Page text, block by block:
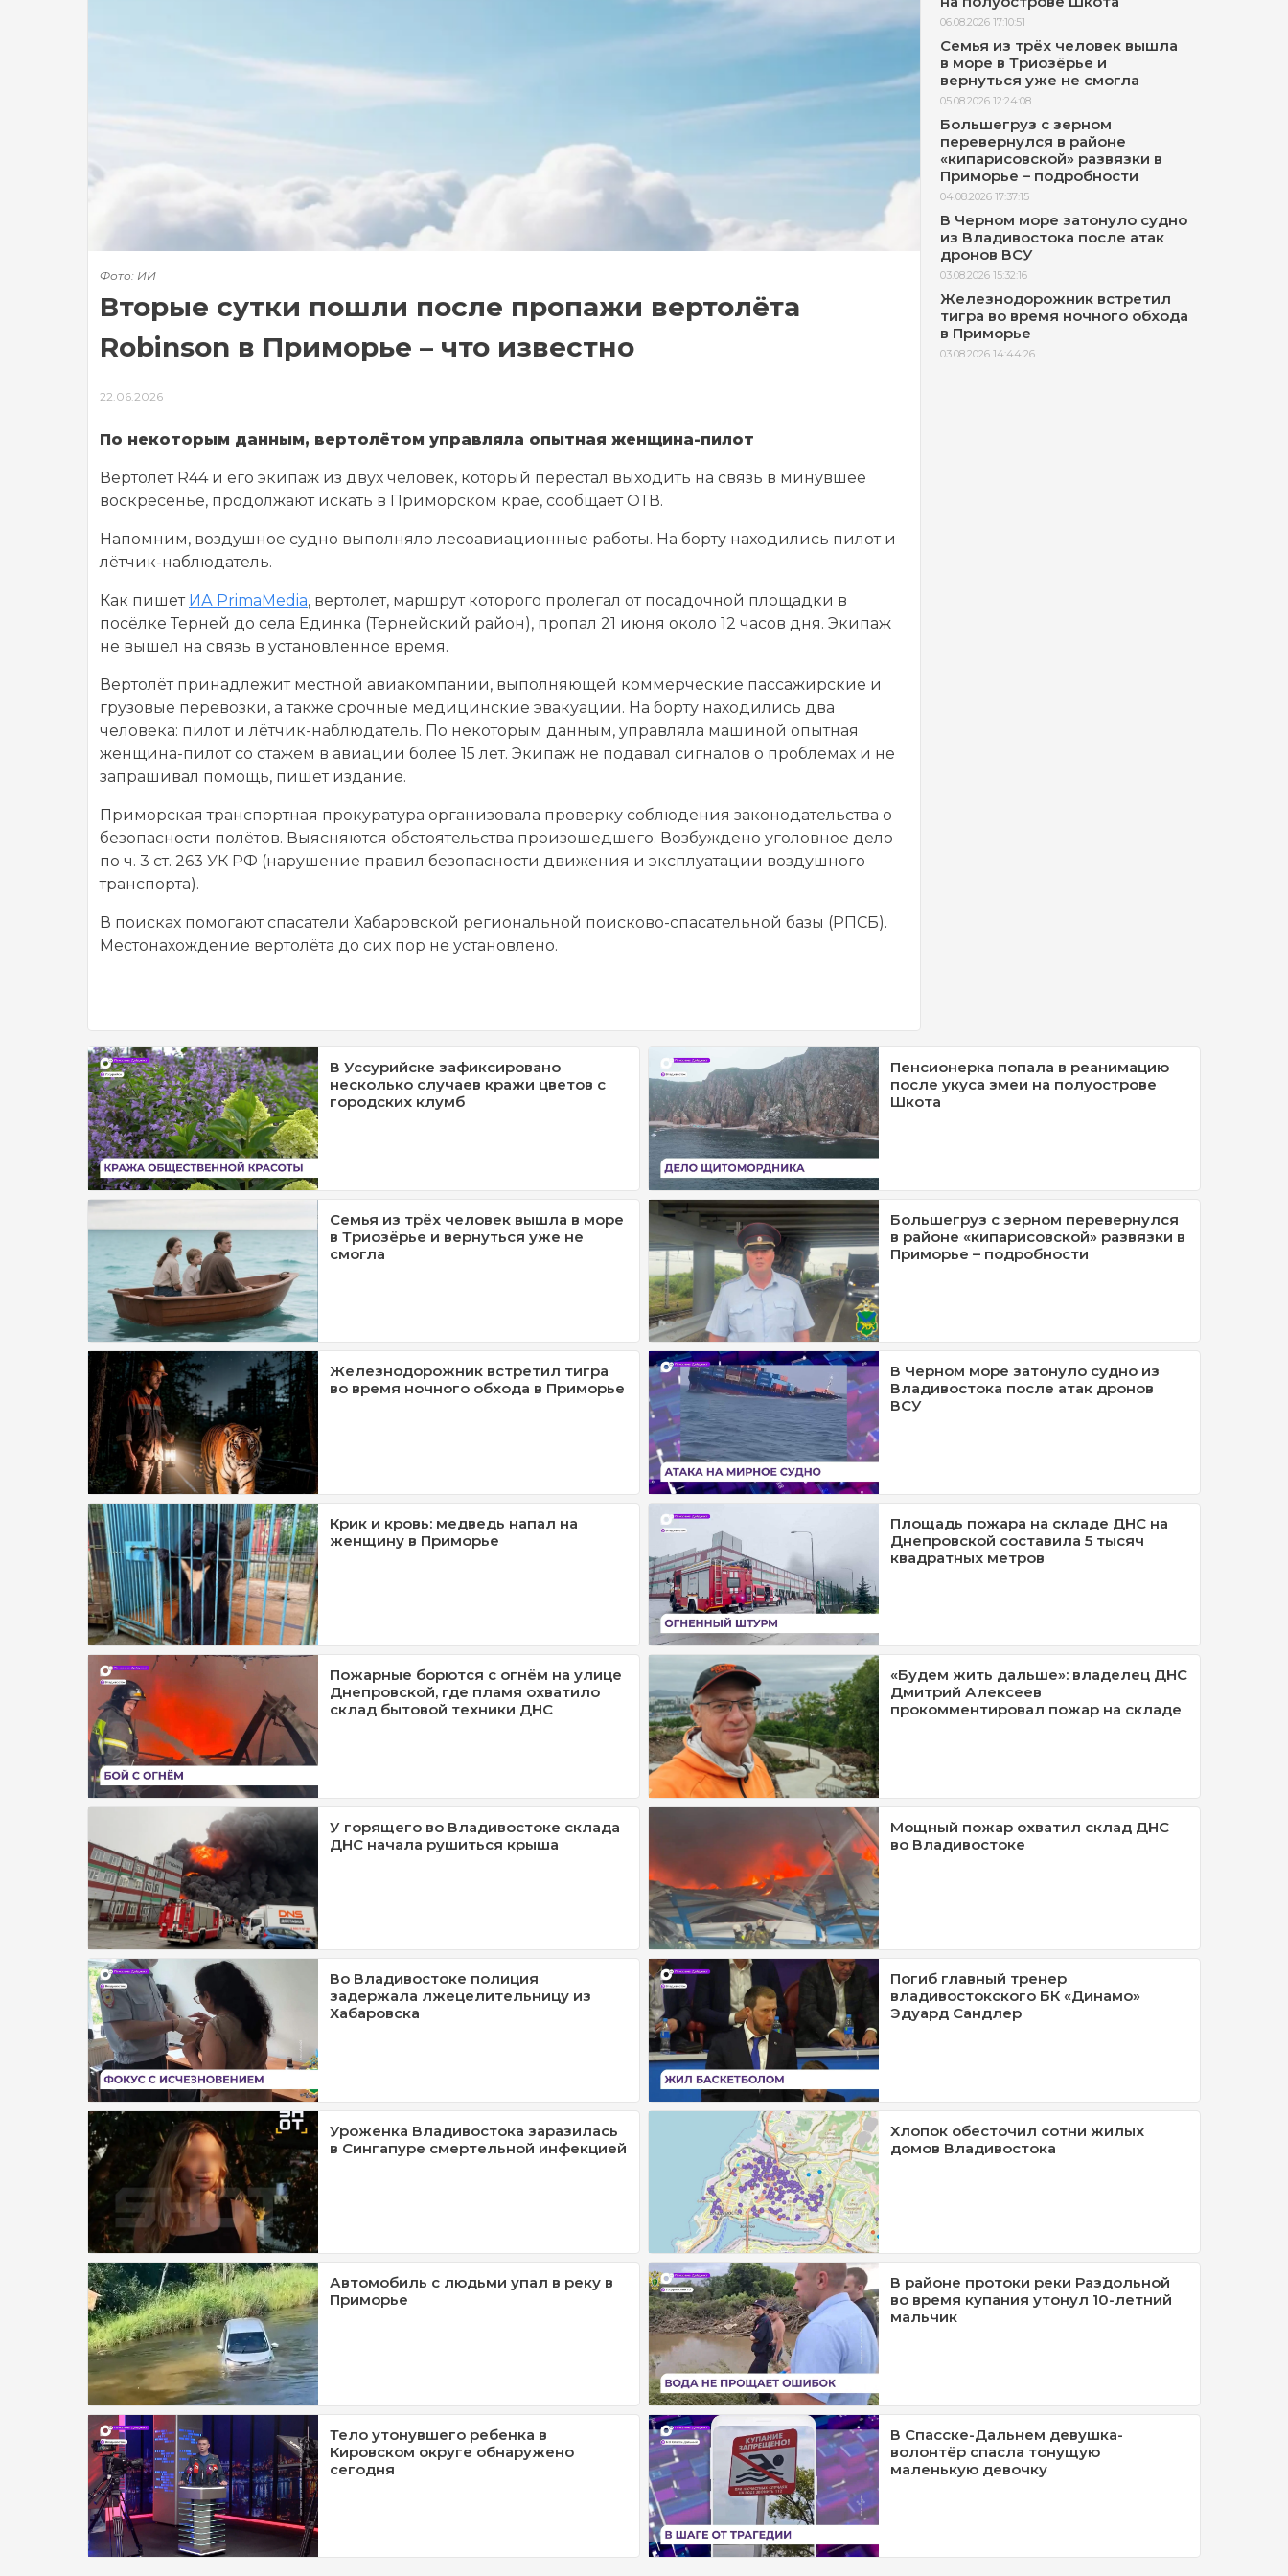
Фото: ИИ
Вторые сутки пошли после пропажи вертолёта
Robinson в Приморье – что известно
22.06.2026
По некоторым данным, вертолётом управляла опытная женщина-пилот
Вертолёт R44 и его экипаж из двух человек, который перестал выходить на связь в минувшее
воскресенье, продолжают искать в Приморском крае, сообщает ОТВ.
Напомним, воздушное судно выполняло лесоавиационные работы. На борту находились пилот и
лётчик-наблюдатель.
Как пишет ИА PrimaMedia, вертолет, маршрут которого пролегал от посадочной площадки в
посёлке Терней до села Единка (Тернейский район), пропал 21 июня около 12 часов дня. Экипаж
не вышел на связь в установленное время.
Вертолёт принадлежит местной авиакомпании, выполняющей коммерческие пассажирские и
грузовые перевозки, а также срочные медицинские эвакуации. На борту находились два
человека: пилот и лётчик-наблюдатель. По некоторым данным, управляла машиной опытная
женщина-пилот со стажем в авиации более 15 лет. Экипаж не подавал сигналов о проблемах и не
запрашивал помощь, пишет издание.
Приморская транспортная прокуратура организовала проверку соблюдения законодательства о
безопасности полётов. Выясняются обстоятельства произошедшего. Возбуждено уголовное дело
по ч. 3 ст. 263 УК РФ (нарушение правил безопасности движения и эксплуатации воздушного
транспорта).
В поисках помогают спасатели Хабаровской региональной поисково-спасательной базы (РПСБ).
Местонахождение вертолёта до сих пор не установлено.
06.08.2026 17:10:51
Семья из трёх человек вышла
в море в Триозёрье и
вернуться уже не смогла
05.08.2026 12:24:08
Большегруз с зерном
перевернулся в районе
«кипарисовской» развязки в
Приморье – подробности
04.08.2026 17:37:15
В Черном море затонуло судно
из Владивостока после атак
дронов ВСУ
03.08.2026 15:32:16
Железнодорожник встретил
тигра во время ночного обхода
в Приморье
03.08.2026 14:44:26
В Уссурийске зафиксировано
несколько случаев кражи цветов с
городских клумб
Пенсионерка попала в реанимацию
после укуса змеи на полуострове
Шкота
Семья из трёх человек вышла в море
в Триозёрье и вернуться уже не
смогла
Большегруз с зерном перевернулся
в районе «кипарисовской» развязки в
Приморье – подробности
Железнодорожник встретил тигра
во время ночного обхода в Приморье
В Черном море затонуло судно из
Владивостока после атак дронов
ВСУ
Крик и кровь: медведь напал на
женщину в Приморье
Площадь пожара на складе ДНС на
Днепровской составила 5 тысяч
квадратных метров
Пожарные борются с огнём на улице
Днепровской, где пламя охватило
склад бытовой техники ДНС
«Будем жить дальше»: владелец ДНС
Дмитрий Алексеев
прокомментировал пожар на складе
У горящего во Владивостоке склада
ДНС начала рушиться крыша
Мощный пожар охватил склад ДНС
во Владивостоке
Во Владивостоке полиция
задержала лжецелительницу из
Хабаровска
Погиб главный тренер
владивостокского БК «Динамо»
Эдуард Сандлер
Уроженка Владивостока заразилась
в Сингапуре смертельной инфекцией
Хлопок обесточил сотни жилых
домов Владивостока
Автомобиль с людьми упал в реку в
Приморье
В районе протоки реки Раздольной
во время купания утонул 10-летний
мальчик
Тело утонувшего ребенка в
Кировском округе обнаружено
сегодня
В Спасске-Дальнем девушка-
волонтёр спасла тонущую
маленькую девочку